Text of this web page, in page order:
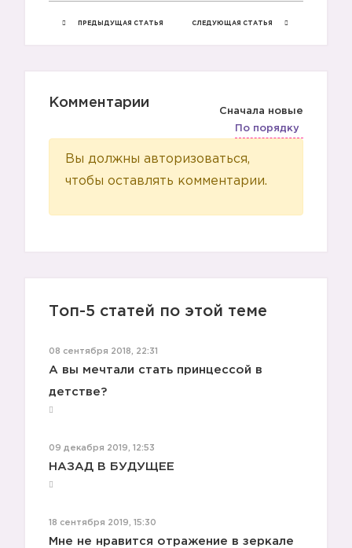
🦄
ПРЕДЫДУЩАЯ СТАТЬЯ СЛЕДУЮЩАЯ СТАТЬЯ
Комментарии
Сначала новые
По порядку
Вы должны авторизоваться,
чтобы оставлять комментарии.
Топ-5 статей по этой теме
08 сентября 2018, 22:31
А вы мечтали стать принцессой в
детстве?
09 декабря 2019, 12:53
НАЗАД В БУДУЩЕЕ
18 сентября 2019, 15:30
Мне не нравится отражение в зеркале